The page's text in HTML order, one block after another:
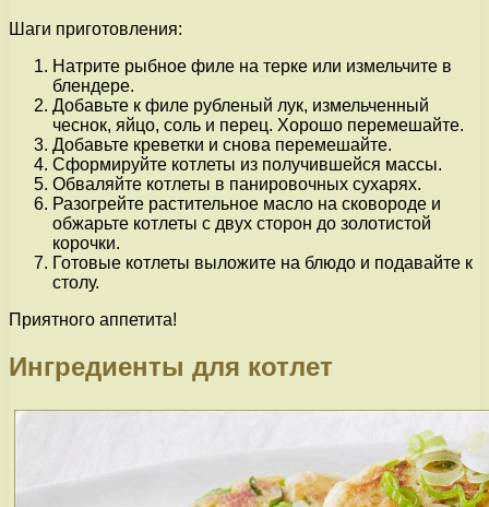
Шаги приготовления:
Натрите рыбное филе на терке или измельчите в
блендере.
Добавьте к филе рубленый лук, измельченный
чеснок, яйцо, соль и перец. Хорошо перемешайте.
Добавьте креветки и снова перемешайте.
Сформируйте котлеты из получившейся массы.
Обваляйте котлеты в панировочных сухарях.
Разогрейте растительное масло на сковороде и
обжарьте котлеты с двух сторон до золотистой
корочки.
Готовые котлеты выложите на блюдо и подавайте к
столу.
Приятного аппетита!
Ингредиенты для котлет